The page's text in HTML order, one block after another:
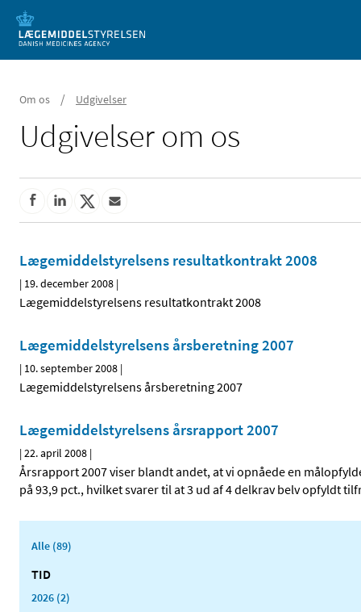
Mobil visning
Om os / Udgivelser
Udgivelser om os
Lægemiddelstyrelsens resultatkontrakt 2008
| 19. december 2008 |
Lægemiddelstyrelsens resultatkontrakt 2008
Lægemiddelstyrelsens årsberetning 2007
| 10. september 2008 |
Lægemiddelstyrelsens årsberetning 2007
Lægemiddelstyrelsens årsrapport 2007
|22. april 2008 |
Årsrapport 2007 viser blandt andet, at vi opnåede en
på 93,9 pct., hvilket svarer til at 3 ud af 4 delkrav belv opfyldt
Alle (89)
TID
2026 (2)